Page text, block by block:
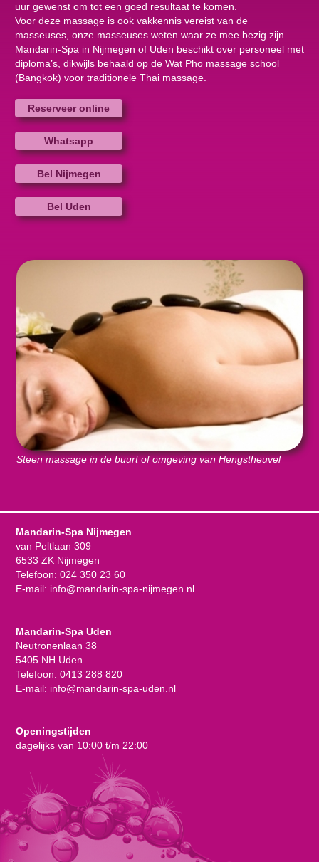
uur gewenst om tot een goed resultaat te komen.
Voor deze massage is ook vakkennis vereist van de
masseuses, onze masseuses weten waar ze mee bezig zijn.
Mandarin-Spa in Nijmegen of Uden beschikt over personeel met
diploma’s, dikwijls behaald op de Wat Pho massage school
(Bangkok) voor traditionele Thai massage.
Reserveer online
Whatsapp
Bel Nijmegen
Bel Uden
Steen massage in de buurt of omgeving van Hengstheuvel
Mandarin-Spa Nijmegen
van Peltlaan 309
6533 ZK Nijmegen
Telefoon: 024 350 23 60
E-mail: info@mandarin-spa-nijmegen.nl
Mandarin-Spa Uden
Neutronenlaan 38
5405 NH Uden
Telefoon: 0413 288 820
E-mail: info@mandarin-spa-uden.nl
Openingstijden
dagelijks van 10:00 t/m 22:00